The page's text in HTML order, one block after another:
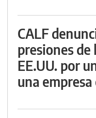
CALF
presiones de
EE.UU. por
una